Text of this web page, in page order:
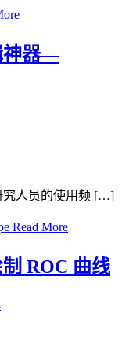
神器—
究人员的使用频 […]
Read More
ROC 曲线